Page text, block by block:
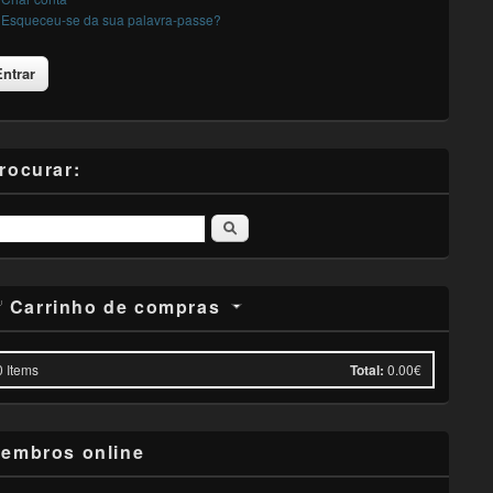
Esqueceu-se da sua palavra-passe?
Pesquisar
Carrinho de compras
Items Total: 0.00€
online